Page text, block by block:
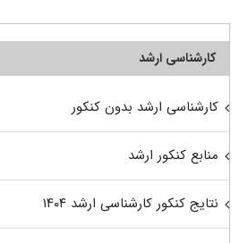
کارشناسی ارشد
کارشناسی ارشد بدون کنکور
منابع کنکور ارشد
نتایج کنکور کارشناسی ارشد ۱۴۰۴